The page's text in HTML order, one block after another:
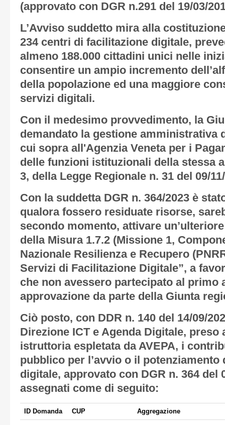
(approvato con DGR n.291 del 19/03/
L’Avviso suddetto mira alla
234 centri di facilitazione digitale,
almeno 188.000 cittadini unici nelle
consentire un ampio incremento
della popolazione ed una maggiore
servizi digitali.
Con il medesimo provvedimento, la
demandato la gestione amministrativa
cui sopra all'Agenzia Veneta per i
delle funzioni istituzionali della stessa
3, della Legge Regionale n. 31 del 09/
Con la suddetta DGR n. 364/2023 è
qualora fossero residuate risorse,
secondo momento, attivare
della Misura 1.7.2 (Missione 1,
Nazionale Resilienza e Recupero
Servizi di Facilitazione Digitale”, a
che non avessero partecipato al primo
approvazione da parte della Giunta
Ciò posto, con DDR n. 140 del 14/09/
Direzione ICT e Agenda Digitale, preso
istruttoria espletata da AVEPA, i
pubblico per l’avvio o il
digitale, approvato con DGR n. 364 del
assegnati come di seguito:
ID Domanda CUP Aggregazione